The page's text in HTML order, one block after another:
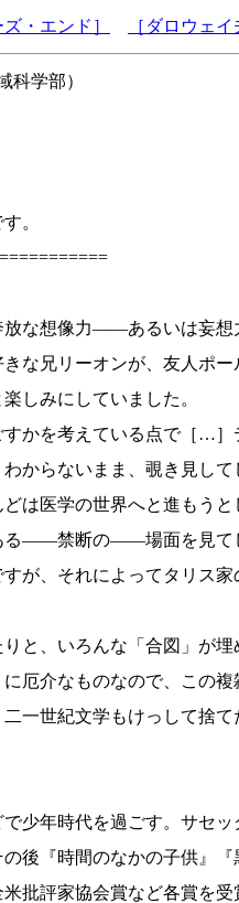
ズ・エンド］ ［ダロウェイ
学部）
。
放な想像力——あるいは
な兄リーオンが、友人ポ
しみにしていました。
を考えている点で［…
からないまま、覗き見し
は医学の世界へと進もうと
——禁断の——場面を見て
が、それによってタリス
、いろんな「合図」が
なものなので、この複
世紀文学もけっして捨て
少年時代を過ごす。サセ
後『時間のなかの子供』
批評家協会賞など各賞を